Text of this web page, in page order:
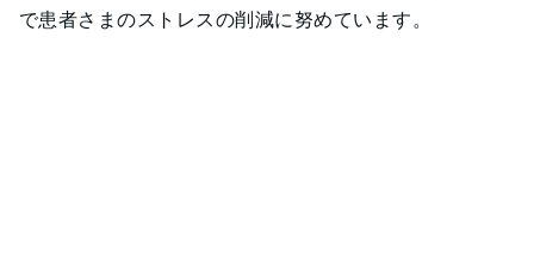
で患者さまのストレスの削減に努めています。